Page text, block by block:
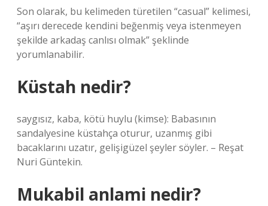
Son olarak, bu kelimeden türetilen “casual” kelimesi,
“aşırı derecede kendini beğenmiş veya istenmeyen
şekilde arkadaş canlısı olmak” şeklinde
yorumlanabilir.
Küstah nedir?
saygısız, kaba, kötü huylu (kimse): Babasının
sandalyesine küstahça oturur, uzanmış gibi
bacaklarını uzatır, gelişigüzel şeyler söyler. – Reşat
Nuri Güntekin.
Mukabil anlami nedir?